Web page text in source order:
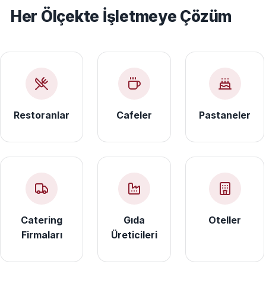
Her Ölçekte İşletmeye Çözüm
Restoranlar Cafeler Pastaneler
Catering
Firmaları
Gıda
Üreticileri
Oteller